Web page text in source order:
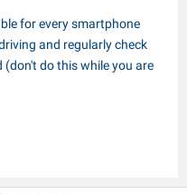
for every smartphone
and regularly check
do this while you are